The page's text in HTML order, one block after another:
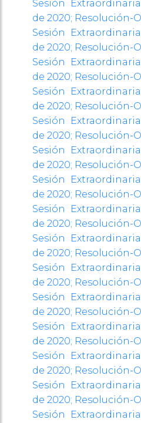
Sesión
de 2020; Resolución-
Sesión
de 2020; Resolución-
Sesión
de 2020; Resolución-
Sesión
de 2020; Resolución-
Sesión
de 2020; Resolución-
Sesión
de 2020; Resolución-
Sesión
de 2020; Resolución-
Sesión
de 2020; Resolución-
Sesión
de 2020; Resolución-
Sesión
de 2020; Resolución-
Sesión
de 2020; Resolución-
Sesión
de 2020; Resolución-
Sesión
de 2020; Resolución-
Sesión
de 2020; Resolución-
Sesión